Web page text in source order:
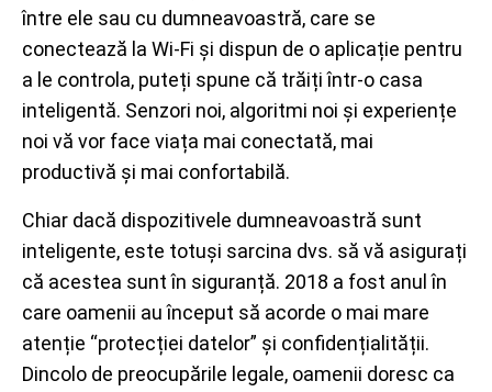
între ele sau cu dumneavoastră, care se
conectează la Wi-Fi și dispun de o aplicație pentru
a le controla, puteți spune că trăiți într-o casa
inteligentă. Senzori noi, algoritmi noi și experiențe
noi vă vor face viața mai conectată, mai
productivă și mai confortabilă.
Chiar dacă dispozitivele dumneavoastră sunt
inteligente, este totuși sarcina dvs. să vă asigurați
că acestea sunt în siguranță. 2018 a fost anul în
care oamenii au început să acorde o mai mare
atenție “protecției datelor” și confidențialității.
Dincolo de preocupările legale, oamenii doresc ca